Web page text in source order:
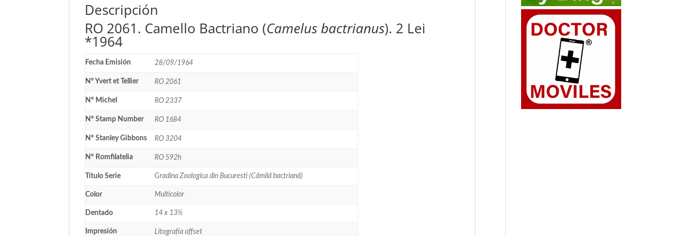
Descripción
RO 2061. Camello Bactriano (Camelus bactrianus). 2 Lei
*1964
Fecha Emisión 28/09/1964
Nº Yvert et Tellier RO 2061
Nº Michel RO 2337
Nº Stamp Number RO 1684
Nº Stanley Gibbons RO 3204
Nº Romfilatelia RO 592h
Título Serie Gradina Zoologica din Bucuresti (Cămilă bactriană)
Color Multicolor
Dentado 14 x 13½
Impresión Litografía offset